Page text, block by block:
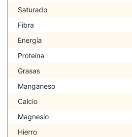
Saturado
Fibra
Energía
Proteína
Grasas
Manganeso
Calcio
Magnesio
Hierro